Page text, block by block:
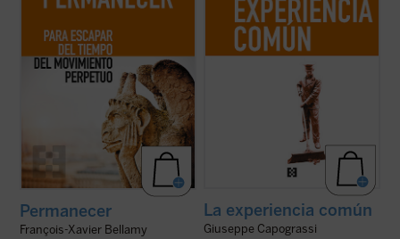
detenernos, a disfrutar ... (ver ficha)
Permanecer
François-Xavier Bellamy
La experiencia común
Giuseppe Capograssi